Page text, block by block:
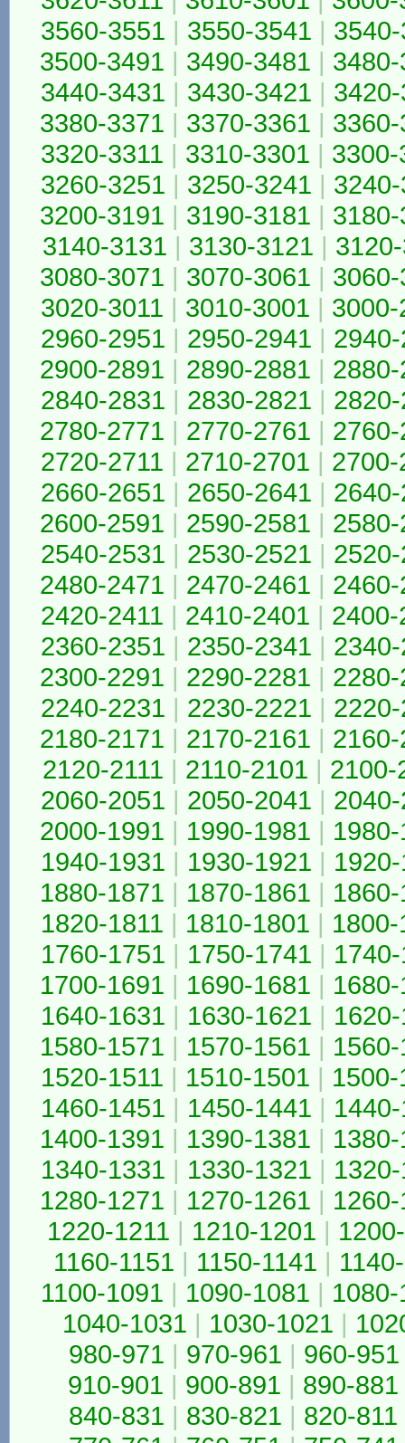
3560-3551 | 3550-3541 |
3500-3491 | 3490-3481 |
3440-3431 | 3430-3421 |
3380-3371 | 3370-3361 |
3320-3311 | 3310-3301 |
3260-3251 | 3250-3241 |
3200-3191 | 3190-3181 |
3140-3131 | 3130-3121 |
3080-3071 | 3070-3061 |
3020-3011 | 3010-3001 |
2960-2951 | 2950-2941 |
2900-2891 | 2890-2881 |
2840-2831 | 2830-2821 |
2780-2771 | 2770-2761 |
2720-2711 | 2710-2701 |
2660-2651 | 2650-2641 |
2600-2591 | 2590-2581 |
2540-2531 | 2530-2521 |
2480-2471 | 2470-2461 |
2420-2411 | 2410-2401 |
2360-2351 | 2350-2341 |
2300-2291 | 2290-2281 |
2240-2231 | 2230-2221 |
2180-2171 | 2170-2161 |
2120-2111 | 2110-2101 | 2100-
2060-2051 | 2050-2041 |
2000-1991 | 1990-1981 |
1940-1931 | 1930-1921 |
1880-1871 | 1870-1861 |
1820-1811 | 1810-1801 |
1760-1751 | 1750-1741 |
1700-1691 | 1690-1681 |
1640-1631 | 1630-1621 |
1580-1571 | 1570-1561 |
1520-1511 | 1510-1501 |
1460-1451 | 1450-1441 |
1400-1391 | 1390-1381 |
1340-1331 | 1330-1321 |
1280-1271 | 1270-1261 |
1220-1211 | 1210-1201 |
1160-1151 | 1150-1141 |
1100-1091 | 1090-1081 |
1040-1031 | 1030-1021 |
980-971 | 970-961 | 960-951
910-901 | 900-891 | 890-881
840-831 | 830-821 | 820-811